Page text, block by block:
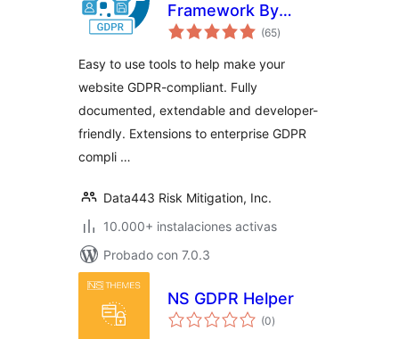
Framework By
Data443
(65total
de
)
Easy to use tools to help make your
website GDPR-compliant. Fully
documented, extendable and developer-
friendly. Extensions to enterprise GDPR
compli …
Data443 Risk Mitigation, Inc.
10.000+ instalaciones activas
Probado con 7.0.3
NS GDPR Helper
(0total
de
)